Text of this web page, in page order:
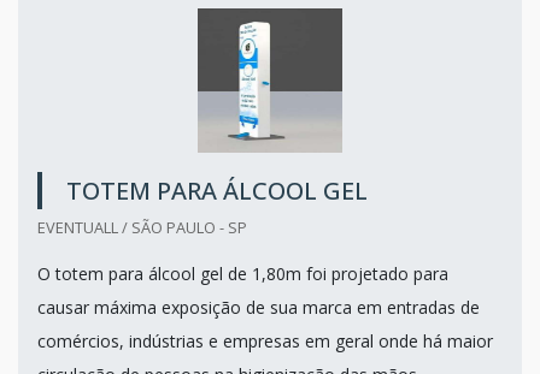
TOTEM PARA ÁLCOOL GEL
EVENTUALL / SÃO PAULO - SP
O totem para álcool gel de 1,80m foi projetado para
causar máxima exposição de sua marca em entradas de
comércios, indústrias e empresas em geral onde há maior